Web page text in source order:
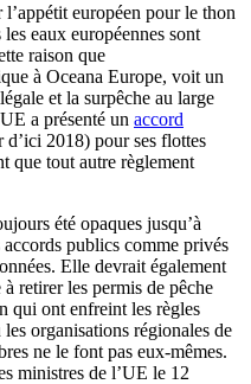
européen pour le thon
eaux européennes sont
raison que
à Oceana Europe, voit un
et la surpêche au large
a présenté un accord
2018) pour ses flottes
que tout autre règlement
été opaques jusqu’à
publics comme privés
Elle devrait également
retirer les permis de pêche
qui ont enfreint les règles
organisations régionales de
ne le font pas eux-mêmes.
ministres de l’UE le 12